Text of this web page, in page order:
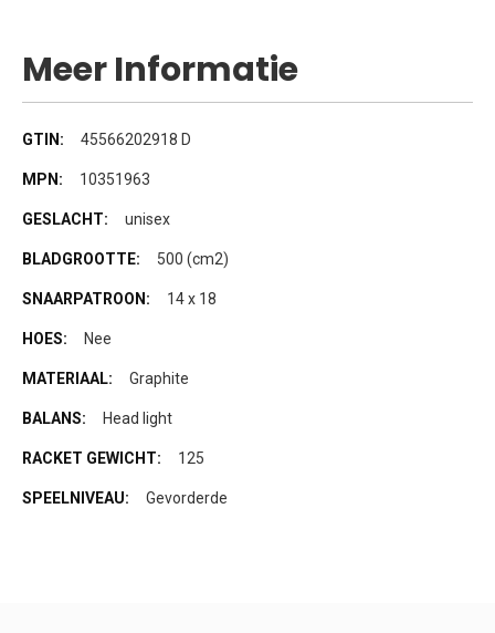
Meer Informatie
Meer
45566202918 D
10351963
unisex
500 (cm2)
14 x 18
Nee
Graphite
Head light
125
Gevorderde